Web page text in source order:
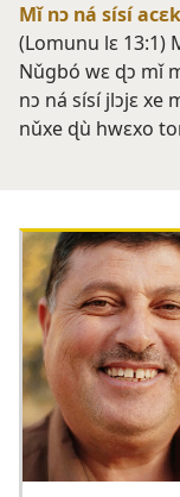
Mǐ nɔ ná sísí
(Lomunu lɛ 13:1)
Nǔgbó wɛ ɖɔ mǐ
nɔ ná sísí jlɔjɛ xe
nǔxe ɖù hwɛxo